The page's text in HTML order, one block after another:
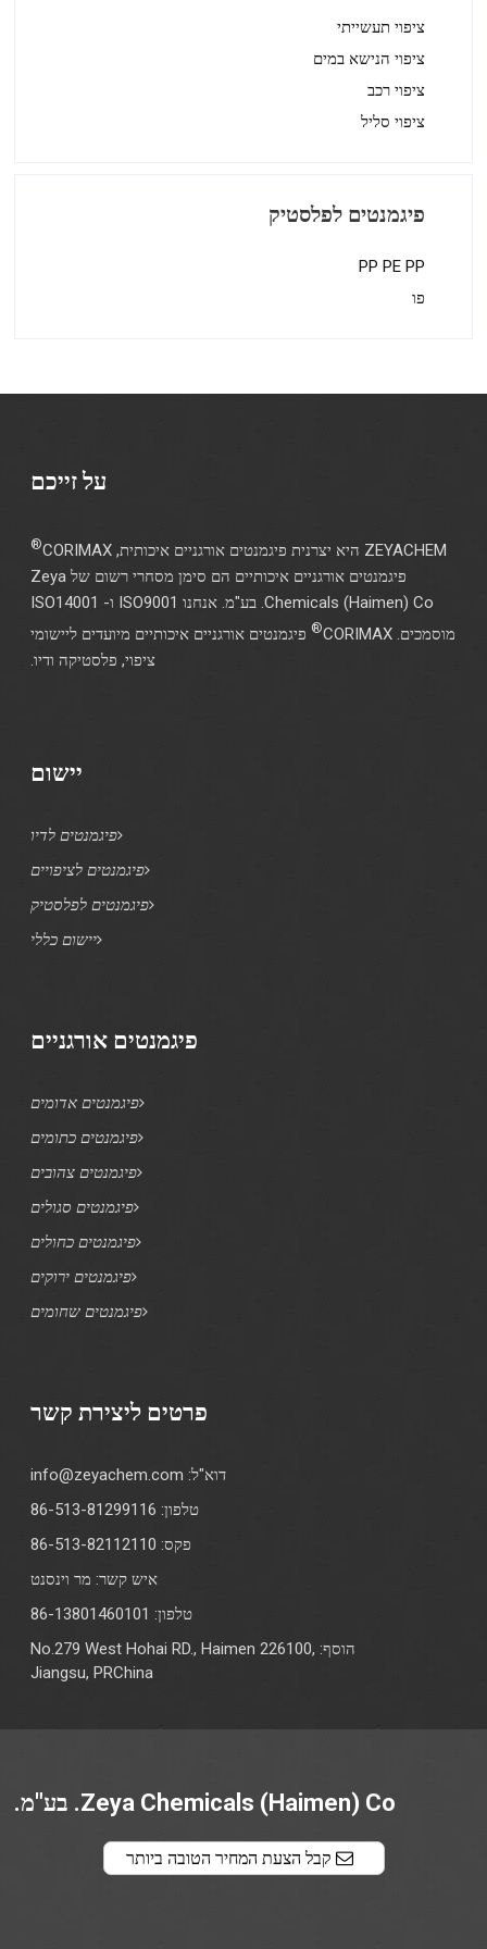
ציפוי תעשייתי
ציפוי הנישא במים
ציפוי רכב
ציפוי סליל
פיגמנטים לפלסטיק
PP PE PP
פו
על זייכם
ZEYACHEM היא יצרנית פיגמנטים אורגניים איכותית, CORIMAX ®
פיגמנטים אורגניים איכותיים הם סימן מסחרי רשום של Zeya
Chemicals (Haimen) Co. בע"מ. אנחנו ISO9001 ו- ISO14001
מוסמכים. CORIMAX
® פיגמנטים אורגניים איכותיים מיועדים ליישומי
ציפוי, פלסטיקה ודיו.
יישום
פיגמנטים לדיו
פיגמנטים לציפויים
פיגמנטים לפלסטיק
יישום כללי
פיגמנטים אורגניים
פיגמנטים אדומים
פיגמנטים כתומים
פיגמנטים צהובים
פיגמנטים סגולים
פיגמנטים כחולים
פיגמנטים ירוקים
פיגמנטים שחומים
פרטים ליצירת קשר
דוא"ל: info@zeyachem.com
טלפון: 86-513-81299116
פקס: 86-513-82112110
איש קשר: מר וינסנט
טלפון: 86-13801460101
הוסף: No.279 West Hohai RD., Haimen 226100,
Jiangsu, PRChina
Zeya Chemicals (Haimen) Co. בע"מ.
קבל הצעת המחיר הטובה ביותר